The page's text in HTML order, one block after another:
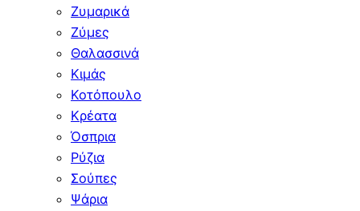
Ζυμαρικά
Ζύμες
Θαλασσινά
Κιμάς
Κοτόπουλο
Κρέατα
Όσπρια
Ρύζια
Σούπες
Ψάρια